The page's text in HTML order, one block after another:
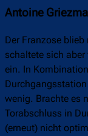
Antoine
Der Franzose
schaltete sich
ein. In
wenig. Brachte es
Torabschluss in
(erneut) nicht